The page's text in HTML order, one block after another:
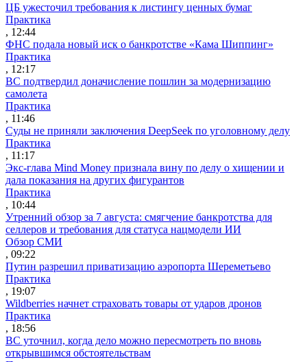
ЦБ ужесточил требования к листингу ценных бумаг
Практика
, 12:44
ФНС подала новый иск о банкротстве «Кама Шиппинг»
Практика
, 12:17
ВС подтвердил доначисление пошлин за модернизацию
самолета
Практика
, 11:46
Суды не приняли заключения DeepSeek по уголовному делу
Практика
, 11:17
Экс-глава Mind Money признала вину по делу о хищении и
дала показания на других фигурантов
Практика
, 10:44
Утренний обзор за 7 августа: смягчение банкротства для
селлеров и требования для статуса нацмодели ИИ
Обзор СМИ
, 09:22
Путин разрешил приватизацию аэропорта Шереметьево
Практика
, 19:07
Wildberries начнет страховать товары от ударов дронов
Практика
, 18:56
ВС уточнил, когда дело можно пересмотреть по вновь
открывшимся обстоятельствам